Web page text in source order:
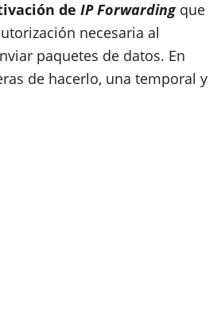
de IP Forwarding que
necesaria al
paquetes de datos. En
de hacerlo, una temporal y